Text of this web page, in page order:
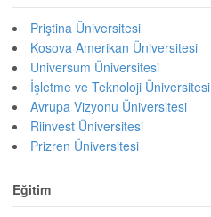
Priştina Üniversitesi
Kosova Amerikan Üniversitesi
Universum Üniversitesi
İşletme ve Teknoloji Üniversitesi
Avrupa Vizyonu Üniversitesi
Riinvest Üniversitesi
Prizren Üniversitesi
Eğitim